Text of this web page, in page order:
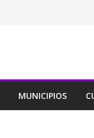
MUNICIPIOS